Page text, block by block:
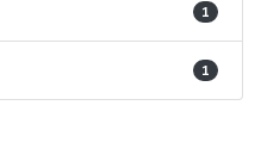
1
1